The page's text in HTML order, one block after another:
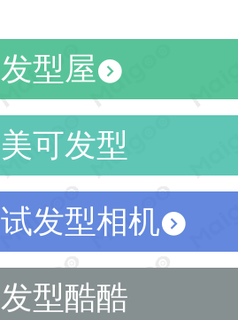
发型屋
美可发型
试发型相机
发型酷酷